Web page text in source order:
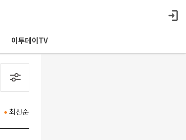
이투데이TV
최신순